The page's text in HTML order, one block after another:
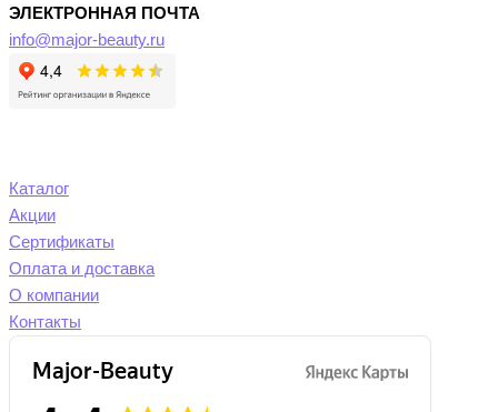
ЭЛЕКТРОННАЯ ПОЧТА
info@major-beauty.ru
Каталог
Акции
Сертификаты
Оплата и доставка
О компании
Контакты